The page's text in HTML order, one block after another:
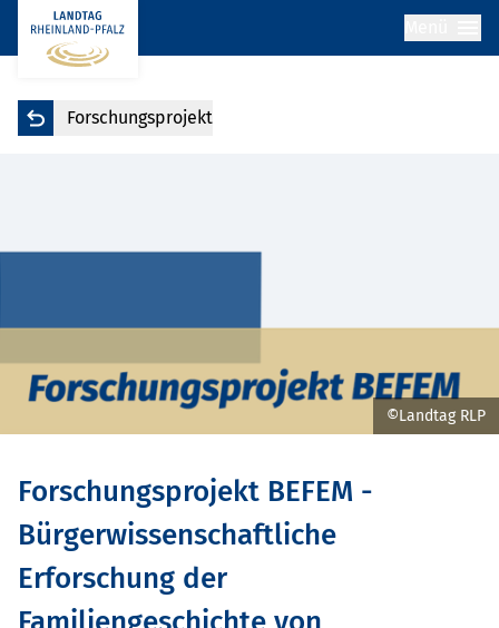
Forschungsprojekt
©Landtag RLP
Forschungsprojekt BEFEM -
Bürgerwissenschaftliche
Erforschung der